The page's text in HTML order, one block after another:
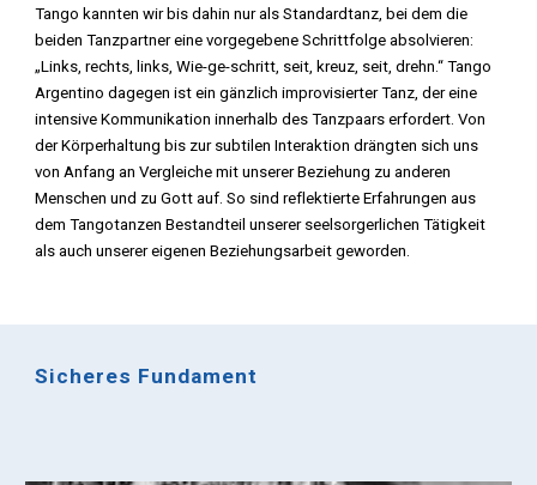
Tango kannten wir bis dahin nur als Standardtanz, bei dem die
beiden Tanzpartner eine vorgegebene Schrittfolge absolvieren:
„Links, rechts, links, Wie-ge-schritt, seit, kreuz, seit, drehn.“ Tango
Argentino dagegen ist ein gänzlich improvisierter Tanz, der eine
intensive Kommunikation innerhalb des Tanzpaars erfordert. Von
der Körperhaltung bis zur subtilen Interaktion drängten sich uns
von Anfang an Vergleiche mit unserer Beziehung zu anderen
Menschen und zu Gott auf. So sind reflektierte Erfahrungen aus
dem Tangotanzen Bestandteil unserer seelsorgerlichen Tätigkeit
als auch unserer eigenen Beziehungsarbeit geworden.
Sicheres Fundament